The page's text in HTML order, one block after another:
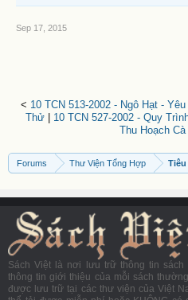
Sep 17, 2015
< 10 TCN 513-2002 - Ngô Hạt -
Thử| 10 TCN 527-2002 - Quy
Thu Hoạch
Forums Thư Viện Tổng Hợp Tiêu
Sách Việt là nơi lưu trữ thông tin
thông tin giới thiệu của mỗi sách
được lưu trữ tại các thư viện của Việt